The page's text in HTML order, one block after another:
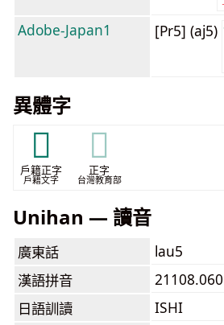
Adobe-Japan1 [Pr5] (aj5)
異體字
𤥗
戶籍正字
戶籍文字
𤥗
正字
台灣教育部
Unihan — 讀音
廣東話
lau5
漢語拼音
日語訓讀
ISHI